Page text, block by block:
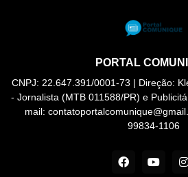
PORTAL
CNPJ: 22.647.391/0001-73 | Direção:
- Jornalista (MTB 011588/PR) e
mail:
99834-1106